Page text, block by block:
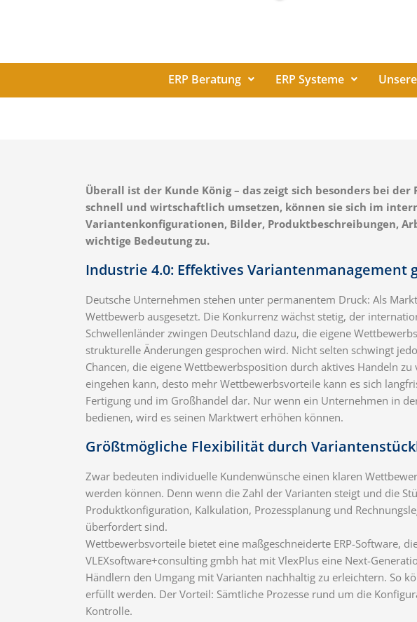
ERP Beratung ERP Systeme
Überall ist der Kunde König – das zeigt sich besonders bei
schnell und wirtschaftlich umsetzen, können sie sich im
Variantenkonfigurationen, Bilder, Produktbeschreibungen,
wichtige Bedeutung zu.
Industrie 4.0: Effektives Variantenmanagement
Deutsche Unternehmen stehen unter permanentem Druck: Als
Wettbewerb ausgesetzt. Die Konkurrenz wächst stetig, der
Schwellenländer zwingen Deutschland dazu, die eigene
strukturelle Änderungen gesprochen wird. Nicht selten schwingt
Chancen, die eigene Wettbewerbsposition durch aktives Handeln
eingehen kann, desto mehr Wettbewerbsvorteile kann es sich
Fertigung und im Großhandel dar. Nur wenn ein Unternehmen in
bedienen, wird es seinen Marktwert erhöhen können.
Größtmögliche Flexibilität durch
Zwar bedeuten individuelle Kundenwünsche einen klaren
werden können. Denn wenn die Zahl der Varianten steigt und die
Produktkonfiguration, Kalkulation, Prozessplanung und
überfordert sind.
Wettbewerbsvorteile bietet eine maßgeschneiderte ERP-Software,
VLEXsoftware+consulting gmbh hat mit VlexPlus eine Next-
Händlern den Umgang mit Varianten nachhaltig zu erleichtern. So
erfüllt werden. Der Vorteil: Sämtliche Prozesse rund um die
Kontrolle.